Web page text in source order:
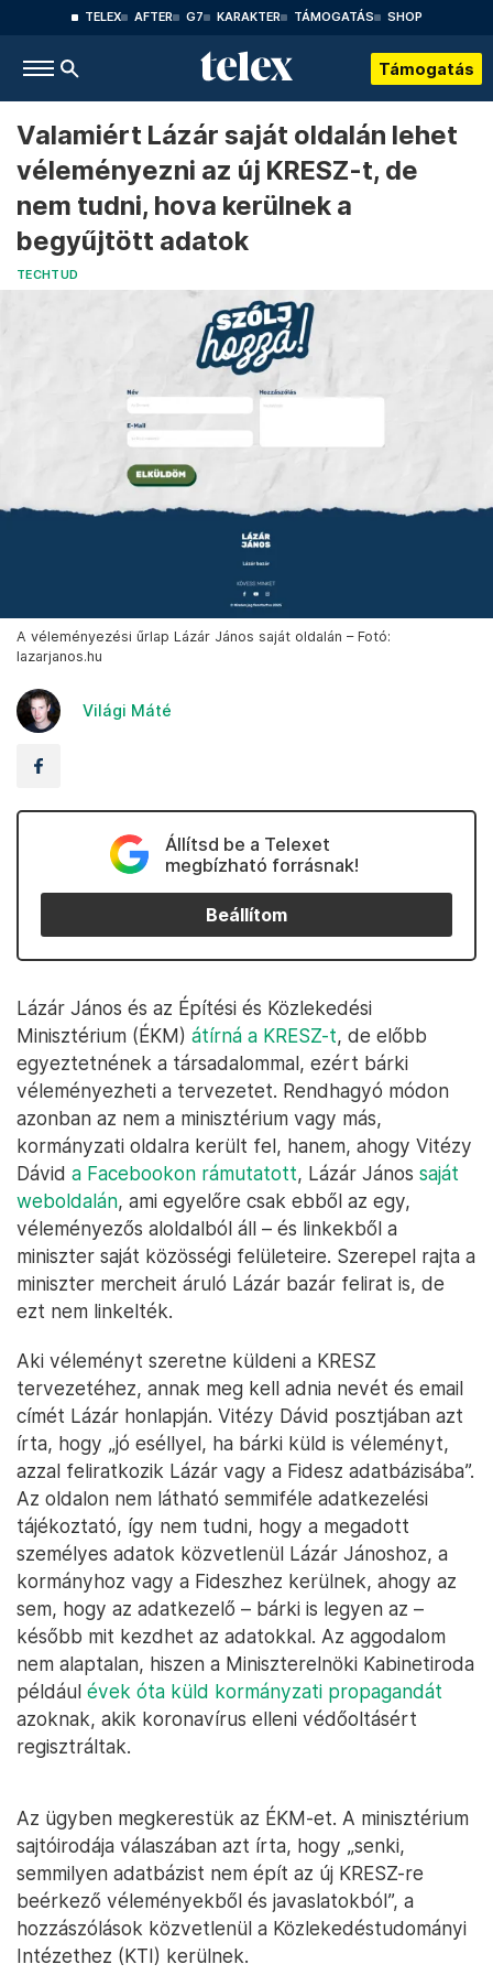
TELEX AFTER G7 KARAKTER TÁMOGATÁS SHOP
Támogatás
Valamiért Lázár saját oldalán lehet
véleményezni az új KRESZ-t, de
nem tudni, hova kerülnek a
begyűjtött adatok
TECHTUD
A véleményezési űrlap Lázár János saját oldalán – Fotó:
lazarjanos.hu
Világi Máté
Állítsd be a Telexet
megbízható forrásnak!
Beállítom
Lázár János és az Építési és Közlekedési
Minisztérium (ÉKM) átírná a KRESZ-t, de előbb
egyeztetnének a társadalommal, ezért bárki
véleményezheti a tervezetet. Rendhagyó módon
azonban az nem a minisztérium vagy más,
kormányzati oldalra került fel, hanem, ahogy Vitézy
Dávid a Facebookon rámutatott, Lázár János saját
weboldalán, ami egyelőre csak ebből az egy,
véleményezős aloldalból áll – és linkekből a
miniszter saját közösségi felületeire. Szerepel rajta a
miniszter mercheit áruló Lázár bazár felirat is, de
ezt nem linkelték.
Aki véleményt szeretne küldeni a KRESZ
tervezetéhez, annak meg kell adnia nevét és email
címét Lázár honlapján. Vitézy Dávid posztjában azt
írta, hogy „jó eséllyel, ha bárki küld is véleményt,
azzal feliratkozik Lázár vagy a Fidesz adatbázisába”.
Az oldalon nem látható semmiféle adatkezelési
tájékoztató, így nem tudni, hogy a megadott
személyes adatok közvetlenül Lázár Jánoshoz, a
kormányhoz vagy a Fideszhez kerülnek, ahogy az
sem, hogy az adatkezelő – bárki is legyen az –
később mit kezdhet az adatokkal. Az aggodalom
nem alaptalan, hiszen a Miniszterelnöki Kabinetiroda
például évek óta küld kormányzati propagandát
azoknak, akik koronavírus elleni védőoltásért
regisztráltak.
Az ügyben megkerestük az ÉKM-et. A minisztérium
sajtóirodája válaszában azt írta, hogy „senki,
semmilyen adatbázist nem épít az új KRESZ-re
beérkező véleményekből és javaslatokból”, a
hozzászólások közvetlenül a Közlekedéstudományi
Intézethez (KTI) kerülnek.